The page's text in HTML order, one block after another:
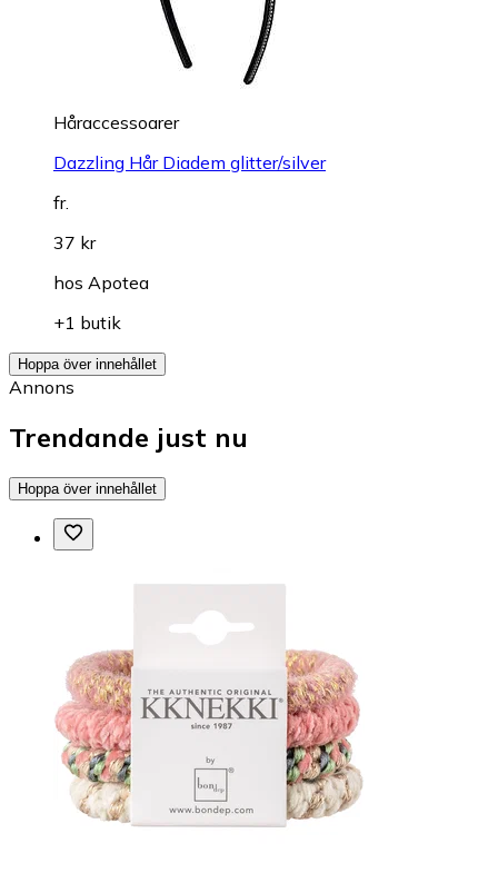
Håraccessoarer
Dazzling Hår Diadem glitter/silver
fr.
37 kr
hos Apotea
+1 butik
Hoppa över innehållet
Annons
Trendande just nu
Hoppa över innehållet